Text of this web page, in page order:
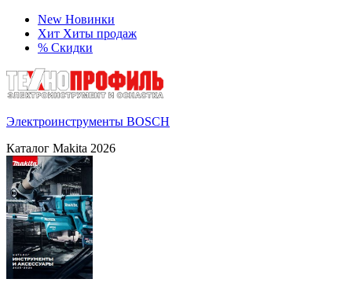
New Новинки
Хит Хиты продаж
% Скидки
Электроинструменты BOSCH
Каталог Makita 2026